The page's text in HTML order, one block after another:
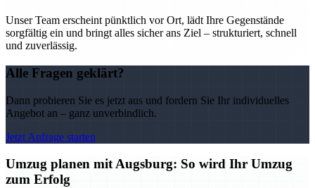
Unser Team erscheint pünktlich vor Ort, lädt Ihre Gegenstände
sorgfältig ein und bringt alles sicher ans Ziel – strukturiert, schnell
und zuverlässig.
Alle Fragen geklärt?
Dann probieren Sie es jetzt aus und fordern Sie Ihr individuelles
Angebot an – ganz unverbindlich.
Jetzt Anfrage starten
Umzug planen mit Augsburg: So wird Ihr Umzug
zum Erfolg